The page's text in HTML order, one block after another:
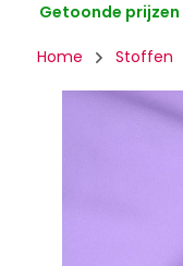
Getoonde prijzen
Home Stoffen